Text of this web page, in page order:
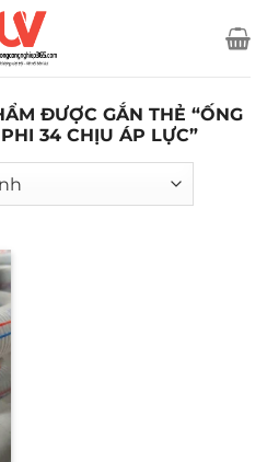
ĐƯỢC GẮN THẺ “ỐNG
34 CHỊU ÁP LỰC”